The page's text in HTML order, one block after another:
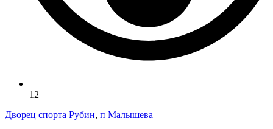
12
Дворец спорта Рубин, п Малышева